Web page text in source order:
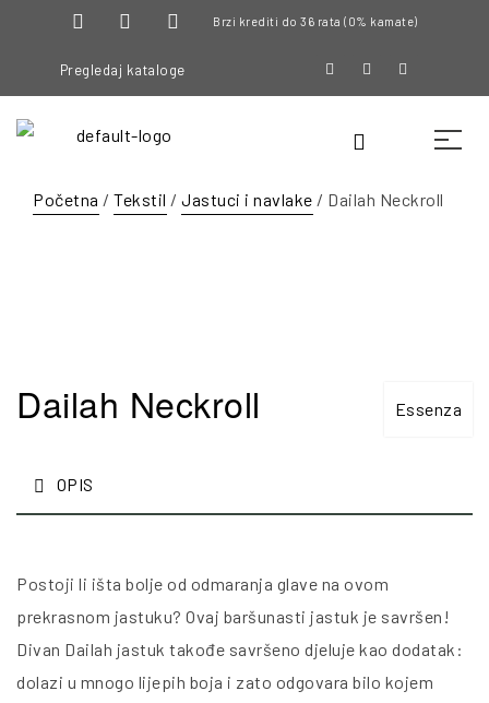
Brzi krediti do 36 rata (0% kamate)
Pregledaj kataloge
Početna / Tekstil / Jastuci i navlake / Dailah Neckroll
Essenza
Dailah Neckroll
OPIS
Postoji li išta bolje od odmaranja glave na ovom
prekrasnom jastuku? Ovaj baršunasti jastuk je savršen!
Divan Dailah jastuk takođe savršeno djeluje kao dodatak:
dolazi u mnogo lijepih boja i zato odgovara bilo kojem